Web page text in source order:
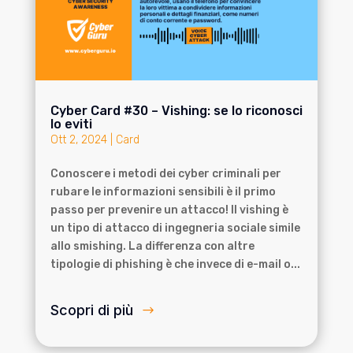
Cyber Card #30 – Vishing: se lo riconosci
lo eviti
Ott 2, 2024| Card
Conoscere i metodi dei cyber criminali per
rubare le informazioni sensibili è il primo
passo per prevenire un attacco! Il vishing è
un tipo di attacco di ingegneria sociale simile
allo smishing. La differenza con altre
tipologie di phishing è che invece di e-mail o...
Scopri di più